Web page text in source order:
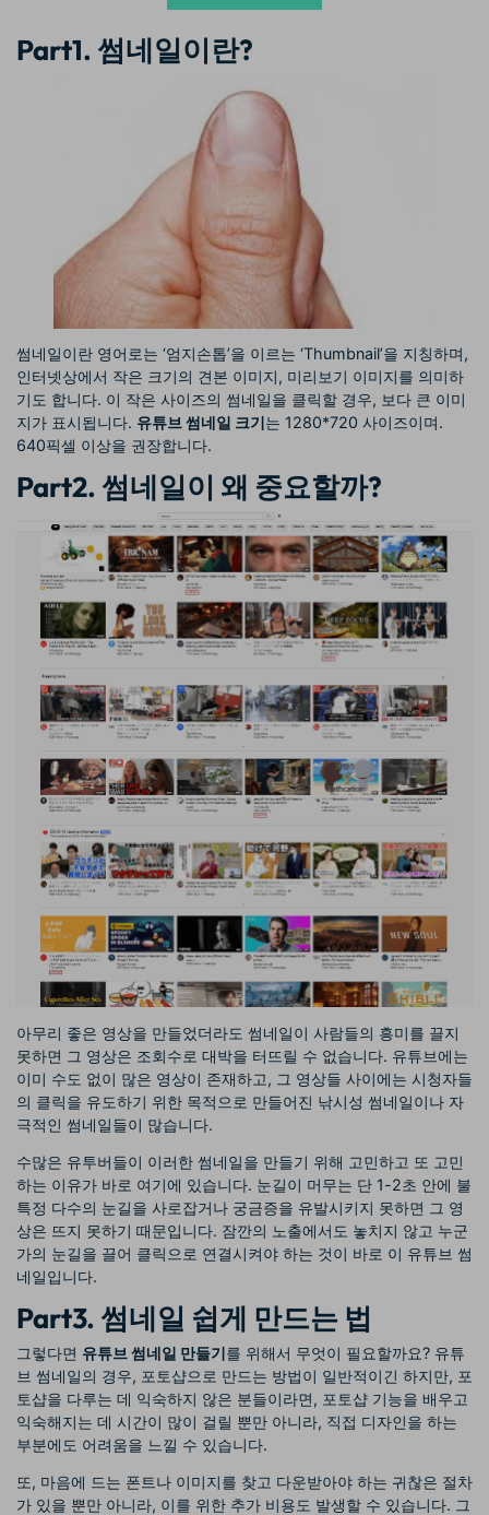
Part1. 썸네일이란?
썸네일이란 영어로는 ‘엄지손톱’을 이르는 ‘Thumbnail’을 지칭하며,
인터넷상에서 작은 크기의 견본 이미지, 미리보기 이미지를 의미하
기도 합니다. 이 작은 사이즈의 썸네일을 클릭할 경우, 보다 큰 이미
지가 표시됩니다. 유튜브 썸네일 크기는 1280*720 사이즈이며.
640픽셀 이상을 권장합니다.
Part2. 썸네일이 왜 중요할까?
아무리 좋은 영상을 만들었더라도 썸네일이 사람들의 흥미를 끌지
못하면 그 영상은 조회수로 대박을 터뜨릴 수 없습니다. 유튜브에는
이미 수도 없이 많은 영상이 존재하고, 그 영상들 사이에는 시청자들
의 클릭을 유도하기 위한 목적으로 만들어진 낚시성 썸네일이나 자
극적인 썸네일들이 많습니다.
수많은 유투버들이 이러한 썸네일을 만들기 위해 고민하고 또 고민
하는 이유가 바로 여기에 있습니다. 눈길이 머무는 단 1-2초 안에 불
특정 다수의 눈길을 사로잡거나 궁금증을 유발시키지 못하면 그 영
상은 뜨지 못하기 때문입니다. 잠깐의 노출에서도 놓치지 않고 누군
가의 눈길을 끌어 클릭으로 연결시켜야 하는 것이 바로 이 유튜브 썸
네일입니다.
Part3. 썸네일 쉽게 만드는 법
그렇다면 유튜브 썸네일 만들기를 위해서 무엇이 필요할까요? 유튜
브 썸네일의 경우, 포토샵으로 만드는 방법이 일반적이긴 하지만, 포
토샵을 다루는 데 익숙하지 않은 분들이라면, 포토샵 기능을 배우고
익숙해지는 데 시간이 많이 걸릴 뿐만 아니라, 직접 디자인을 하는
부분에도 어려움을 느낄 수 있습니다.
또, 마음에 드는 폰트나 이미지를 찾고 다운받아야 하는 귀찮은 절차
가 있을 뿐만 아니라, 이를 위한 추가 비용도 발생할 수 있습니다. 그